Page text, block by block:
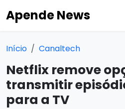
Apende News
Início Canaltech
Netflix remove
transmitir
para a TV